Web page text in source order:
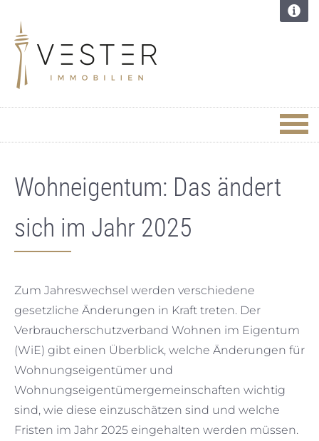
Wohneigentum: Das ändert
sich im Jahr 2025
Zum Jahreswechsel werden verschiedene
gesetzliche Änderungen in Kraft treten. Der
Verbraucherschutzverband Wohnen im Eigentum
(WiE) gibt einen Überblick, welche Änderungen für
Wohnungseigentümer und
Wohnungseigentümergemeinschaften wichtig
sind, wie diese einzuschätzen sind und welche
Fristen im Jahr 2025 eingehalten werden müssen.